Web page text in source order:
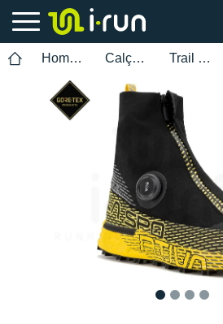
Homem Calçados Trail Running